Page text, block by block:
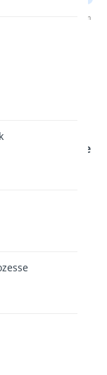
wir deine Antwort, um
dazu erfährst du in
bleibende
molare
[K]
spezifische